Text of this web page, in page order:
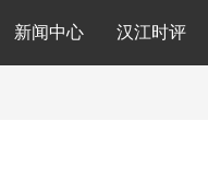
新闻中心 汉江时评